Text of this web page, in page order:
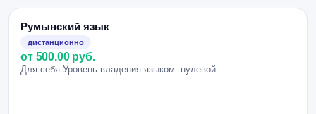
Румынский язык
дистанционно
от 500.00 руб.
Для себя Уровень владения языком: нулевой